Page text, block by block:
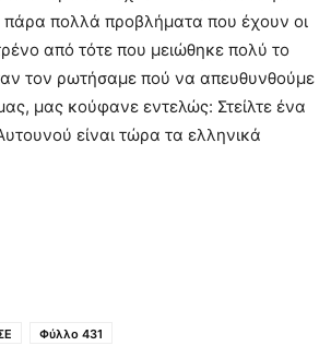
πολλά προβλήματα που έχουν οι
από τότε που μειώθηκε πολύ το
τον ρωτήσαμε πού να απευθυνθούμε
μας κούφανε εντελώς: Στείλτε ένα
είναι τώρα τα ελληνικά
Φύλλο 431